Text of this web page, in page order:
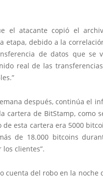
el atacante copió el
etapa, debido a la
de datos que se
real de las
después, continúa el
cartera de BitStamp, como
de esta cartera era 5000
de 18.000 bitcoins
clientes”.
cuenta del robo en la